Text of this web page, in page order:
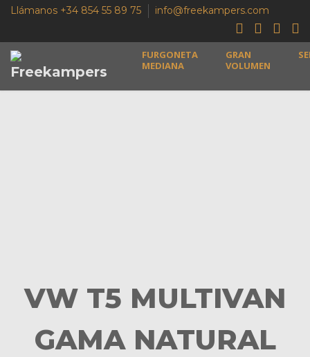
Llámanos +34 854 55 89 75 info@freekampers.com
FURGONETA
MEDIANA
GRAN
VOLUMEN
VW T5 MULTIVAN
GAMA NATURAL